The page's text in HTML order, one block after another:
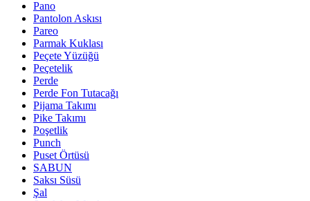
Pano
Pantolon Askısı
Pareo
Parmak Kuklası
Peçete Yüzüğü
Peçetelik
Perde
Perde Fon Tutacağı
Pijama Takımı
Pike Takımı
Poşetlik
Punch
Puset Örtüsü
SABUN
Saksı Süsü
Şal